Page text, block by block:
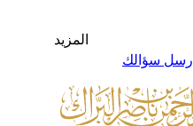
المزيد
أرسل سؤالك